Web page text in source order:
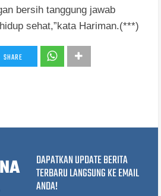
bersih tanggung jawab
sehat,”kata Hariman.(***)
SHARE
DAPATKAN UPDATE BERITA
TERBARU LANGSUNG KE EMAIL
ANDA!